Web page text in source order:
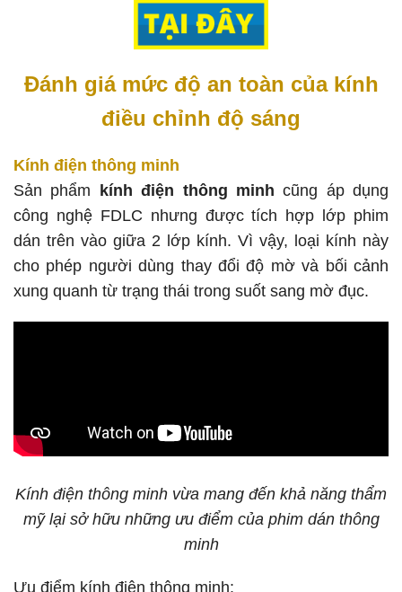
Đánh giá mức độ an toàn của kính
điều chỉnh độ sáng
Kính điện thông minh
Sản phẩm
kính điện thông minhcũng áp dụng
công nghệ FDLC nhưng được tích hợp lớp phim
dán trên vào giữa 2 lớp kính. Vì vậy, loại kính này
cho phép người dùng thay đổi độ mờ và bối cảnh
xung quanh từ trạng thái trong suốt sang mờ đục.
Kính điện thông minh vừa mang đến khả năng thẩm
mỹ lại sở hữu những ưu điểm của phim dán thông
minh
Ưu điểm kính điện thông minh: